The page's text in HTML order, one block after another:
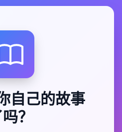
自己的故事
？